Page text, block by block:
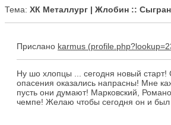
Тема: ХК Металлург | Жлобин ::
Прислано karmus
Ну шо хлопцы ... сегодня новый старт!
опасения оказались напрасны! Мне
пусть они думают! Марковский,
чемпе! Желаю чтобы сегодня он и